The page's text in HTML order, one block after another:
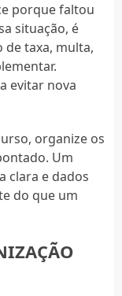
porque faltou
situação, é
de taxa, multa,
evitar nova
organize os
Um
clara e dados
do que um